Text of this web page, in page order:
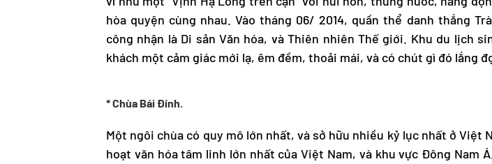
hòa quyện cùng nhau. Vào tháng 06/ 2014, quần thể danh thắng
công nhận là Di sản Văn hóa, và Thiên nhiên Thế giới. Khu du lịch
khách một cảm giác mới lạ, êm đềm, thoải mái, và có chút gì đó lắng
* Chùa Bái Đính.
Một ngôi chùa có quy mô lớn nhất, và sở hữu nhiều kỷ lục nhất ở Việt
hoạt văn hóa tâm linh lớn nhất của Việt Nam, và khu vực Đông Nam